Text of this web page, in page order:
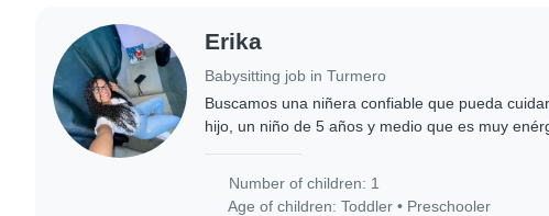
Erika
Babysitting job in Turmero
Buscamos una niñera confiable que pueda
hijo, un niño de 5 años y medio que es muy
Number of children: 1
Age of children:Toddler • Preschooler